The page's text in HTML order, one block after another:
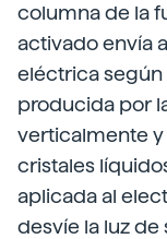
columna de la
activado envía
eléctrica según
producida por
verticalmente y
cristales
aplicada al
desvíe la luz de